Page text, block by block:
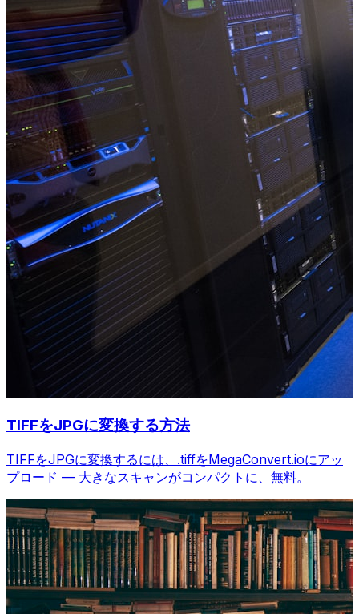
TIFFをJPGに変換する方法
TIFFをJPGに変換するには、.tiffをMegaConvert.ioにアッ
プロード — 大きなスキャンがコンパクトに、無料。